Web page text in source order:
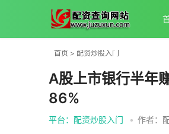
首页 > 配资炒股入门
A股上市银行半年
86%
平台：配资炒股入门 • 作者：